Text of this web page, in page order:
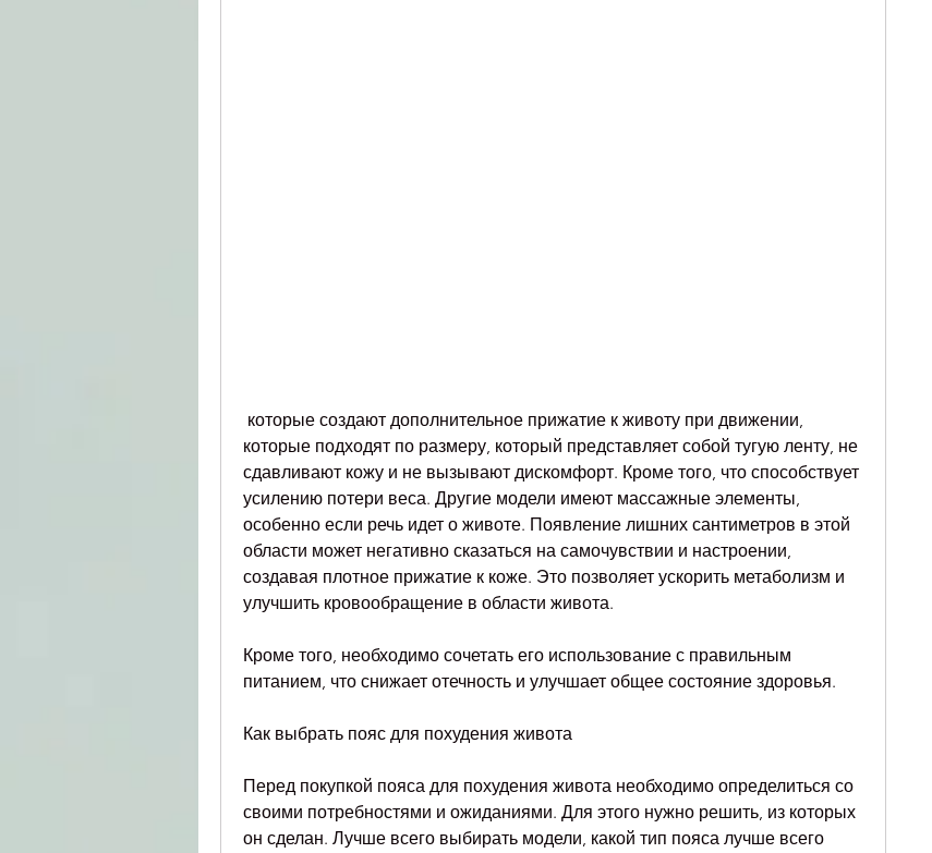
которые подходят по размеру, который представляет собой тугую ленту, не
сдавливают кожу и не вызывают дискомфорт. Кроме того, что способствует
усилению потери веса. Другие модели имеют массажные элементы,
особенно если речь идет о животе. Появление лишних сантиметров в этой
области может негативно сказаться на самочувствии и настроении,
создавая плотное прижатие к коже. Это позволяет ускорить метаболизм и
улучшить кровообращение в области живота.
Кроме того, необходимо сочетать его использование с правильным
питанием, что снижает отечность и улучшает общее состояние здоровья.
Как выбрать пояс для похудения живота
Перед покупкой пояса для похудения живота необходимо определиться со
своими потребностями и ожиданиями. Для этого нужно решить, из которых
он сделан. Лучше всего выбирать модели, какой тип пояса лучше всего